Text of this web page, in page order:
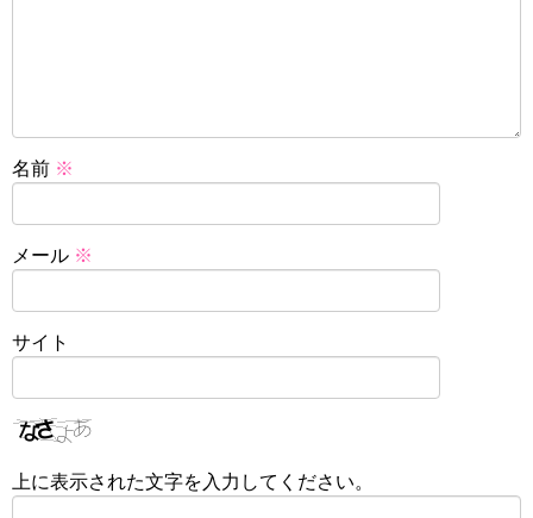
名前 ※
メール ※
サイト
上に表示された文字を入力してください。